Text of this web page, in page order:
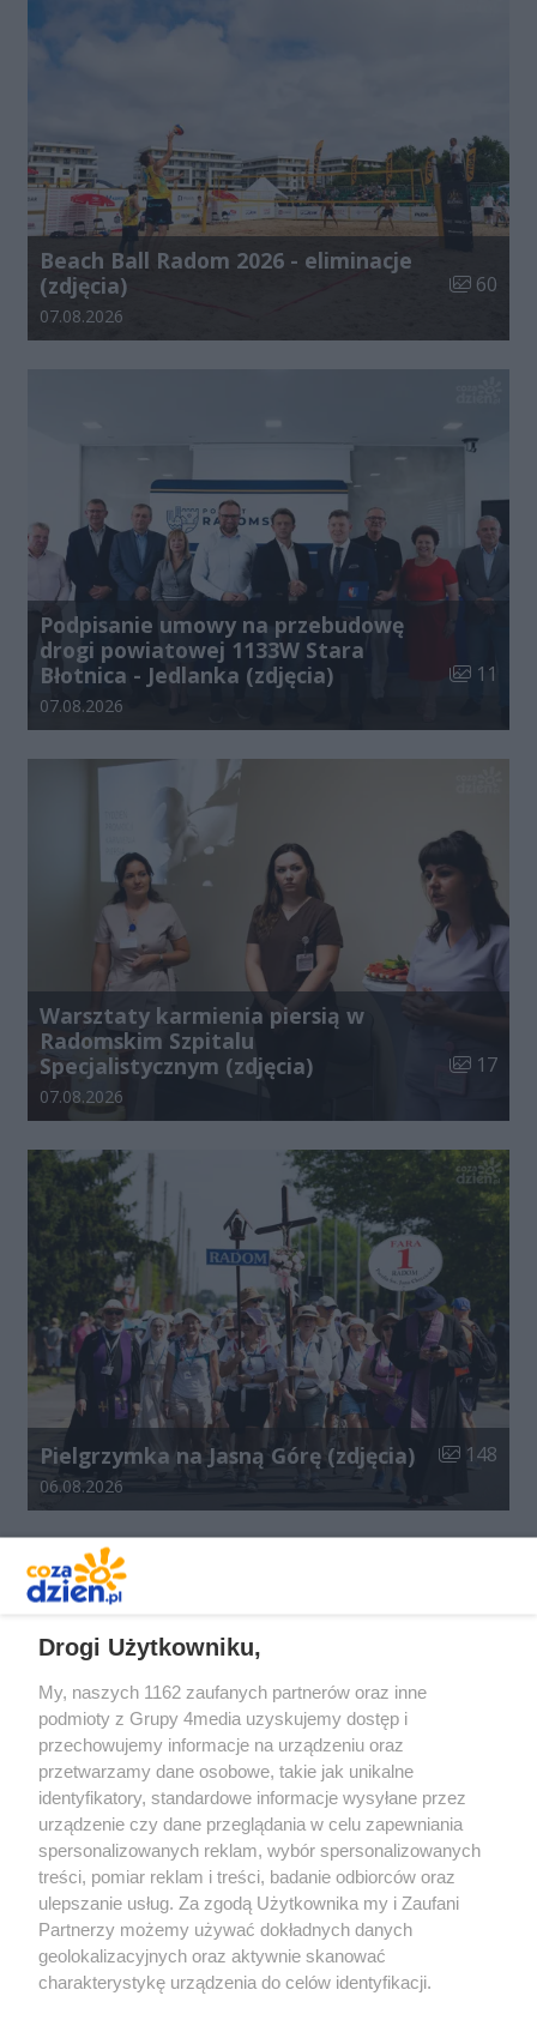
Beach Ball Radom 2026 - eliminacje
(zdjęcia)
Liczba
60
Data dodania galerii:
07.08.2026
Podpisanie umowy na przebudowę
drogi powiatowej 1133W Stara
Błotnica - Jedlanka (zdjęcia)
Liczba
11
Data dodania galerii:
07.08.2026
Warsztaty karmienia piersią w
Radomskim Szpitalu
Specjalistycznym (zdjęcia)
Liczba
17
Data dodania galerii:
07.08.2026
Pielgrzymka na Jasną Górę (zdjęcia) Liczba
148
Data dodania galerii:
06.08.2026
Redakcja Reklama Prywatność
Praca Łódź
the:protocol
Drogi Użytkowniku,
My, naszych 1162 zaufanych partnerów oraz inne
podmioty z Grupy 4media uzyskujemy dostęp i
przechowujemy informacje na urządzeniu oraz
przetwarzamy dane osobowe, takie jak unikalne
identyfikatory, standardowe informacje wysyłane przez
urządzenie czy dane przeglądania w celu zapewniania
spersonalizowanych reklam, wybór spersonalizowanych
treści, pomiar reklam i treści, badanie odbiorców oraz
ulepszanie usług. Za zgodą Użytkownika my i Zaufani
Partnerzy możemy używać dokładnych danych
geolokalizacyjnych oraz aktywnie skanować
charakterystykę urządzenia do celów identyfikacji.